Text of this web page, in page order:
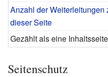
Anzahl der Weiterleitungen
dieser Seite
Gezählt als eine Inhaltsseite
Seitenschutz